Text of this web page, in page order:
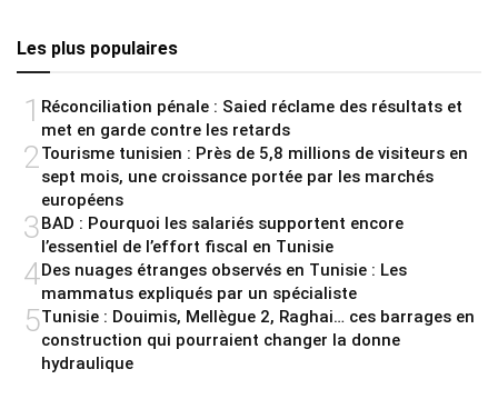
Les plus populaires
1 Réconciliation pénale : Saied réclame des résultats et
met en garde contre les retards
2 Tourisme tunisien : Près de 5,8 millions de visiteurs en
sept mois, une croissance portée par les marchés
européens
3BAD : Pourquoi les salariés supportent encore
l’essentiel de l’effort fiscal en Tunisie
4Des nuages étranges observés en Tunisie : Les
mammatus expliqués par un spécialiste
5Tunisie : Douimis, Mellègue 2, Raghai… ces barrages en
construction qui pourraient changer la donne
hydraulique